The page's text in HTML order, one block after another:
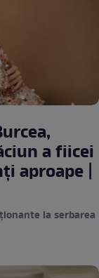
a fiicei
aproape |
la serbarea